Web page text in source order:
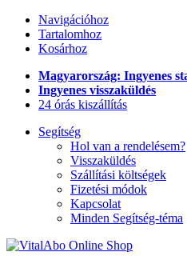
Navigációhoz
Tartalomhoz
Kosárhoz
Magyarország: Ingyenes
Ingyenes visszaküldés
24 órás kiszállítás
Segítség
Hol van a rendelésem?
Visszaküldés
Szállítási költségek
Fizetési módok
Kapcsolat
Minden Segítség-téma